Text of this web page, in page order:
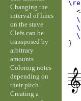
}
Changing the
interval of lines
on the stave
Clefs can be
transposed by
arbitrary
amounts
Coloring notes
depending on
their pitch
Creating a